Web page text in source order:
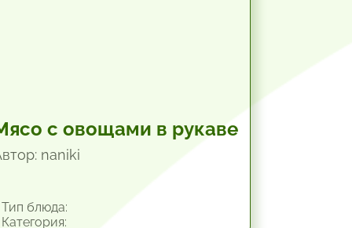
с овощами в рукаве
naniki
блюда: